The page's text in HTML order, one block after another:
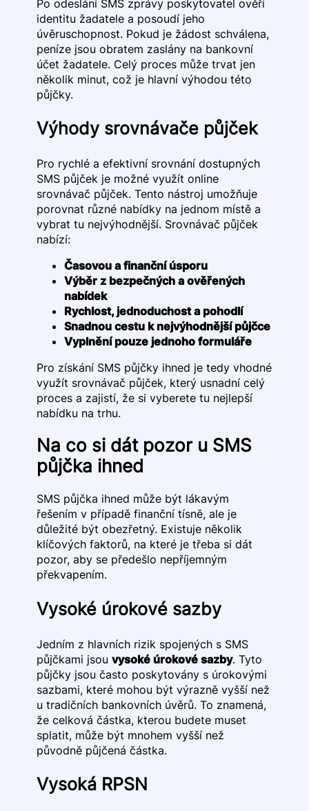
Po odeslání SMS zprávy poskytovatel ověří
identitu žadatele a posoudí jeho
úvěruschopnost. Pokud je žádost schválena,
peníze jsou obratem zaslány na bankovní
účet žadatele. Celý proces může trvat jen
několik minut, což je hlavní výhodou této
půjčky.
Výhody srovnávače půjček
Pro rychlé a efektivní srovnání dostupných
SMS půjček je možné využít online
srovnávač půjček. Tento nástroj umožňuje
porovnat různé nabídky na jednom místě a
vybrat tu nejvýhodnější. Srovnávač půjček
nabízí:
Časovou a finanční úsporu
Výběr z bezpečných a ověřených
nabídek
Rychlost, jednoduchost a pohodlí
Snadnou cestu k nejvýhodnější půjčce
Vyplnění pouze jednoho formuláře
Pro získání SMS půjčky ihned je tedy vhodné
využít srovnávač půjček, který usnadní celý
proces a zajistí, že si vyberete tu nejlepší
nabídku na trhu.
Na co si dát pozor u SMS
půjčka ihned
SMS půjčka ihned může být lákavým
řešením v případě finanční tísně, ale je
důležité být obezřetný. Existuje několik
klíčových faktorů, na které je třeba si dát
pozor, aby se předešlo nepříjemným
překvapením.
Vysoké úrokové sazby
Jedním z hlavních rizik spojených s SMS
půjčkami jsou vysoké úrokové sazby. Tyto
půjčky jsou často poskytovány s úrokovými
sazbami, které mohou být výrazně vyšší než
u tradičních bankovních úvěrů. To znamená,
že celková částka, kterou budete muset
splatit, může být mnohem vyšší než
původně půjčená částka.
Vysoká RPSN